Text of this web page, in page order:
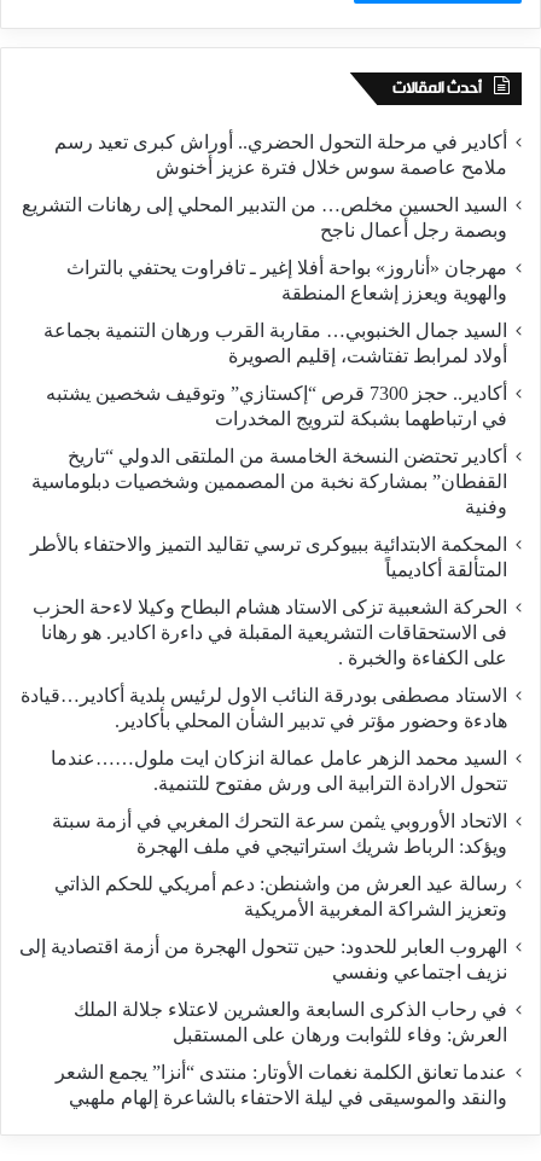
أحدث المقالات
أكادير في مرحلة التحول الحضري.. أوراش كبرى تعيد رسم
ملامح عاصمة سوس خلال فترة عزيز أخنوش
السيد الحسين مخلص… من التدبير المحلي إلى رهانات التشريع
وبصمة رجل أعمال ناجح
مهرجان «أناروز» بواحة أفلا إغير ـ تافراوت يحتفي بالتراث
والهوية ويعزز إشعاع المنطقة
السيد جمال الخنبوبي… مقاربة القرب ورهان التنمية بجماعة
أولاد لمرابط تفتاشت، إقليم الصويرة
أكادير.. حجز 7300 قرص “إكستازي” وتوقيف شخصين يشتبه
في ارتباطهما بشبكة لترويج المخدرات
أكادير تحتضن النسخة الخامسة من الملتقى الدولي “تاريخ
القفطان” بمشاركة نخبة من المصممين وشخصيات دبلوماسية
وفنية
المحكمة الابتدائية ببيوكرى ترسي تقاليد التميز والاحتفاء بالأطر
المتألقة أكاديمياً
الحركة الشعبية تزكى الاستاد هشام البطاح وكيلا لاءحة الحزب
فى الاستحقاقات التشريعية المقبلة في داءرة اكادير. هو رهانا
على الكفاءة والخبرة .
الاستاد مصطفى بودرقة النائب الاول لرئيس بلدية أكادير…قيادة
هادءة وحضور مؤتر في تدبير الشأن المحلي بأكادير.
السيد محمد الزهر عامل عمالة انزكان ايت ملول……عندما
تتحول الارادة الترابية الى ورش مفتوح للتنمية.
الاتحاد الأوروبي يثمن سرعة التحرك المغربي في أزمة سبتة
ويؤكد: الرباط شريك استراتيجي في ملف الهجرة
رسالة عيد العرش من واشنطن: دعم أمريكي للحكم الذاتي
وتعزيز الشراكة المغربية الأمريكية
​الهروب العابر للحدود: حين تتحول الهجرة من أزمة اقتصادية إلى
نزيف اجتماعي ونفسي
في رحاب الذكرى السابعة والعشرين لاعتلاء جلالة الملك
العرش: وفاء للثوابت ورهان على المستقبل
​عندما تعانق الكلمة نغمات الأوتار: منتدى “أنزا” يجمع الشعر
والنقد والموسيقى في ليلة الاحتفاء بالشاعرة إلهام ملهبي